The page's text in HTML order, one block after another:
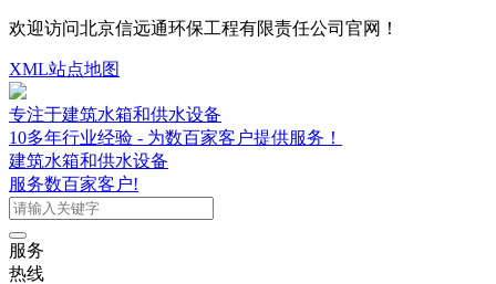
欢迎访问北京信远通环保工程有限责任公司官网！
XML站点地图
专注于建筑水箱和供水设备
10多年行业经验 - 为数百家客户提供服务！
建筑水箱和供水设备
服务数百家客户!
服务
热线